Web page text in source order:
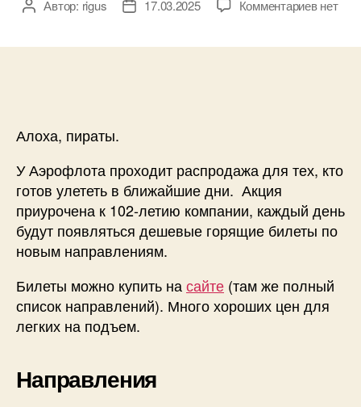
АвторАвтор: rigus
Дата17.03.2025 Комментариевк
Таиланд
10300₽,
из
Баку
от
нет
Алоха, пираты.
У Аэрофлота проходит распродажа для тех, кто
готов улететь в ближайшие дни. Акция
приурочена к 102-летию компании, каждый день
будут появляться дешевые горящие билеты по
новым направлениям.
Билеты можно купить насайте (там же полный
список направлений). Много хороших цен для
легких на подъем.
Направления